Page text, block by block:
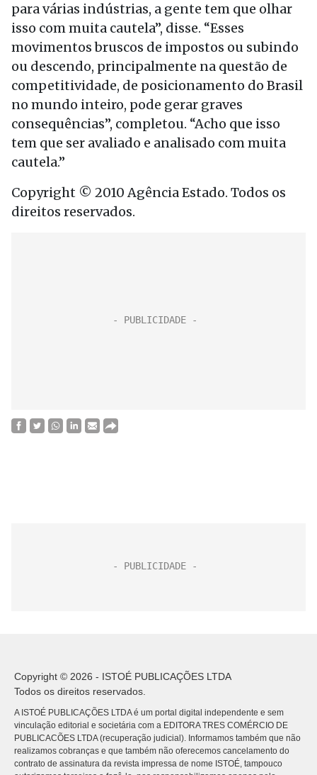
para várias indústrias, a gente tem que olhar
isso com muita cautela”, disse. “Esses
movimentos bruscos de impostos ou subindo
ou descendo, principalmente na questão de
competitividade, de posicionamento do Brasil
no mundo inteiro, pode gerar graves
consequências”, completou. “Acho que isso
tem que ser avaliado e analisado com muita
cautela.”
Copyright © 2010 Agência Estado. Todos os
direitos reservados.
Copyright © 2026 - ISTOÉ PUBLICAÇÕES LTDA
Todos os direitos reservados.
A ISTOÉ PUBLICAÇÕES LTDA é um portal digital independente e sem
vinculação editorial e societária com a EDITORA TRES COMÉRCIO DE
PUBLICACÕES LTDA (recuperação judicial). Informamos também que não
realizamos cobranças e que também não oferecemos cancelamento do
contrato de assinatura da revista impressa de nome ISTOÉ, tampouco